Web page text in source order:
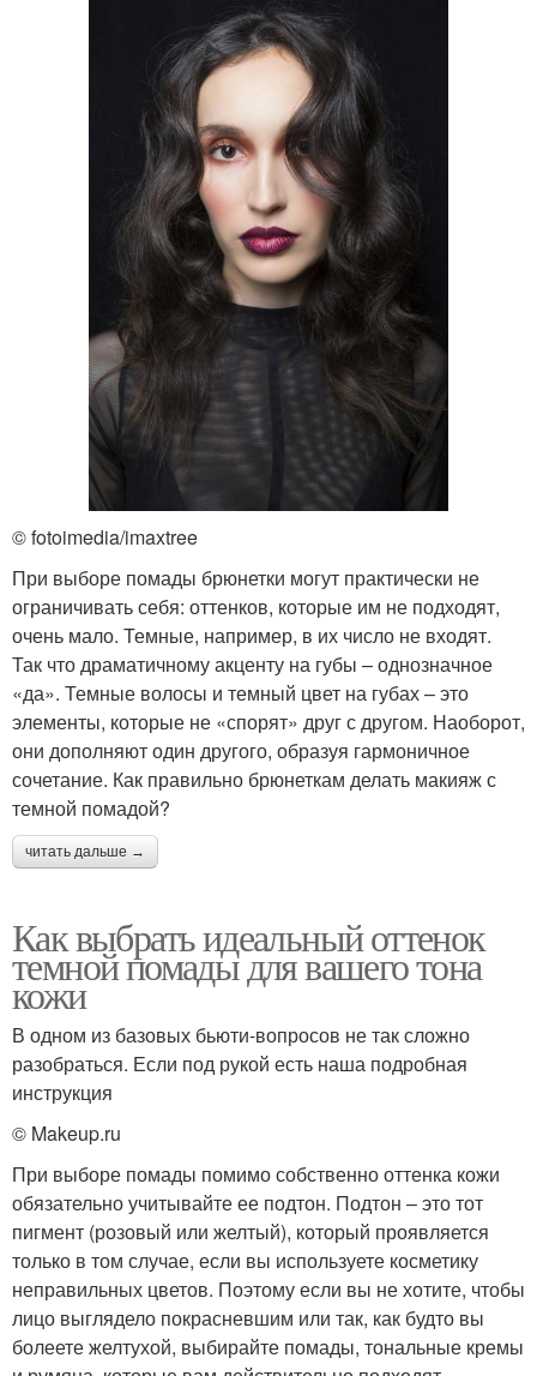
© fotoimedia/imaxtree
При выборе помады брюнетки могут практически не
ограничивать себя: оттенков, которые им не подходят,
очень мало. Темные, например, в их число не входят.
Так что драматичному акценту на губы – однозначное
«да». Темные волосы и темный цвет на губах – это
элементы, которые не «спорят» друг с другом. Наоборот,
они дополняют один другого, образуя гармоничное
сочетание. Как правильно брюнеткам делать макияж с
темной помадой?
читать дальше →
Как выбрать идеальный оттенок
темной помады для вашего тона
кожи
В одном из базовых бьюти-вопросов не так сложно
разобраться. Если под рукой есть наша подробная
инструкция
© Makeup.ru
При выборе помады помимо собственно оттенка кожи
обязательно учитывайте ее подтон. Подтон – это тот
пигмент (розовый или желтый), который проявляется
только в том случае, если вы используете косметику
неправильных цветов. Поэтому если вы не хотите, чтобы
лицо выглядело покрасневшим или так, как будто вы
болеете желтухой, выбирайте помады, тональные кремы